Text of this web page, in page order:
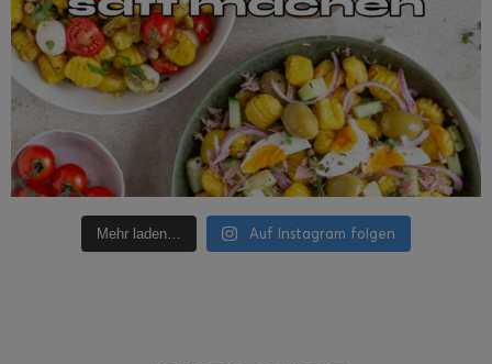
Mehr laden… Auf Instagram folgen